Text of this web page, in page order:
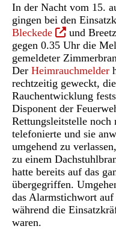
In der Nacht vom 15.
gingen bei den
Bleckede(Öffnet
in
einem
neuen
Tab)
und
gegen 0.35 Uhr die
gemeldeter
Der Heimrauchmelder
rechtzeitig geweckt,
Rauchentwicklung
Disponent der
Rettungsleitstelle
telefonierte und sie
umgehend zu
zu einem
hatte bereits auf das
übergegriffen.
das Alarmstichwort
während die
waren.